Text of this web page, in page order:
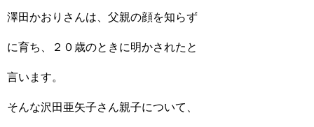
澤田かおりさんは、父親の顔を知らず
に育ち、２０歳のときに明かされたと
言います。
そんな沢田亜矢子さん親子について、